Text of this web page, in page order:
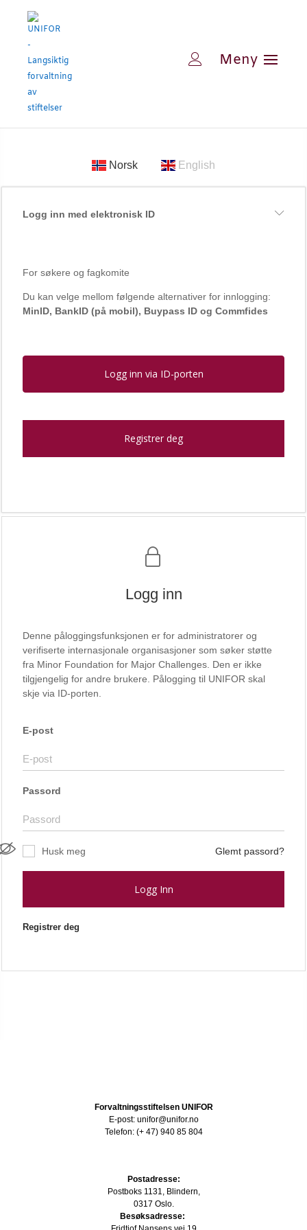
Norsk English
Logg inn med elektronisk ID
For søkere og fagkomite
Du kan velge mellom følgende alternativer for innlogging:
MinID, BankID (på mobil), Buypass ID og Commfides
Logg inn via ID-porten
Registrer deg
Logg inn
Denne påloggingsfunksjonen er for administratorer og
verifiserte internasjonale organisasjoner som søker støtte
fra Minor Foundation for Major Challenges. Den er ikke
tilgjengelig for andre brukere. Pålogging til UNIFOR skal
skje via ID-porten.
E-post
Passord
Husk meg Glemt passord?
Logg Inn
Registrer deg
Forvaltningsstiftelsen UNIFOR
E-post: unifor@unifor.no
Telefon: (+ 47) 940 85 804
Postadresse:
Postboks 1131, Blindern,
0317 Oslo.
Besøksadresse: